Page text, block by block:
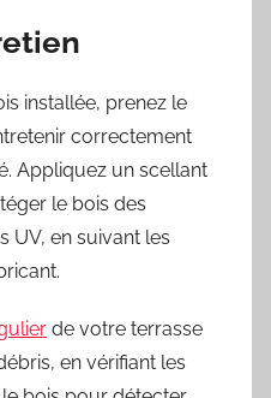
installée, prenez le
correctement
Appliquez un scellant
le bois des
UV, en suivant les
de votre terrasse
en vérifiant les